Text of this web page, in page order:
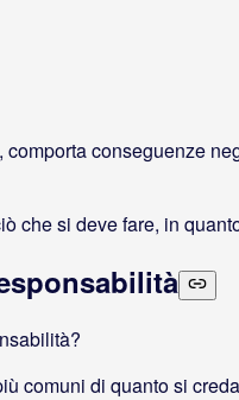
conseguenze
che si deve fare, in
comuni di quanto si